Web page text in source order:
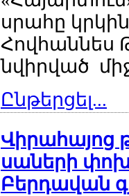
սրահը
Հովհաննես
նվիրված
Ընթերցել...
Վիրահայոց
սաների
Բերդավան